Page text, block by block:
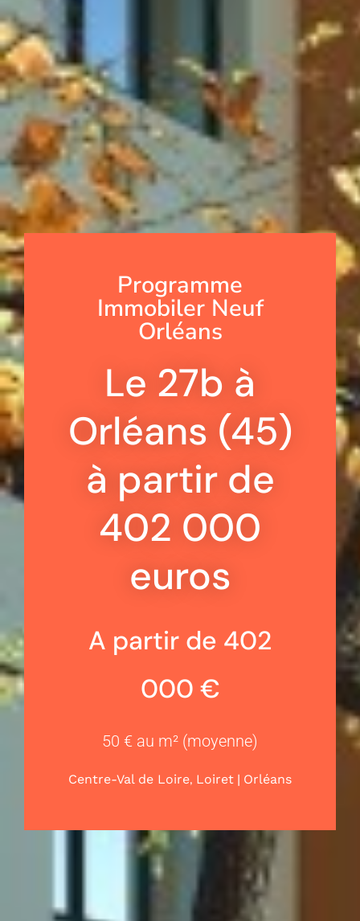
Programme
Immobiler Neuf
Orléans
Le 27b à
Orléans (45)
à partir de
402 000
euros
A partir de 402
000 €
50 € au m² (moyenne)
Centre-Val de Loire, Loiret | Orléans